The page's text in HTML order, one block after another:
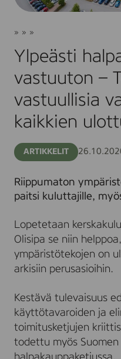
Joutsenmerkki
» » »
muttei
vastuuton
–
Tokmanni
tuo
vastuullisia
vaihtoehtoja
kaikkien
Ylpeästi
vastuuton –
vastuullisia
kaikkien
ARTIKKELIT
Riippumaton
paitsi kuluttajille,
Lopetetaan
Olisipa se niin
ympäristötekojen on
arkisiin perusasioihin.
Kestävä tulevaisuus
käyttötavaroiden ja
toimitusketjujen
todettu myös Suomen